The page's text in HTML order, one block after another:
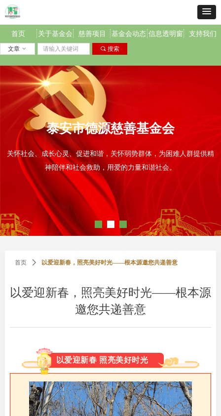
首页 关于基金会 慈善项目 基金会动态 信息透明窗 支持我们
끠 搜索
文章 ꀁ
泰安市德源慈善基金会
关怀社会、成长心灵、促进和谐，关怀弱势群体，为困难人群提供精
神陪伴和社会救助，用爱的力量和谐社会。
以爱迎新春 照亮美好时光
以爱迎新春，照亮美好时光——根本源
邀您共递善意
首页 ꄲ 以爱迎新春，照亮美好时光——根本源邀您共递善意